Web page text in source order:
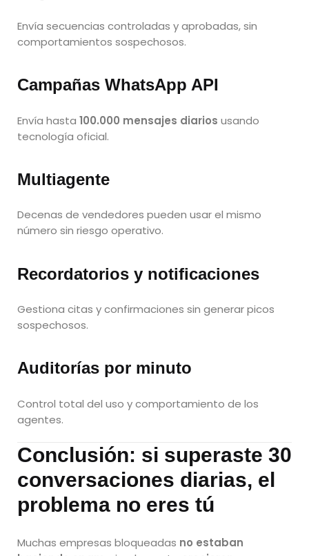
Envía secuencias controladas y aprobadas, sin
comportamientos sospechosos.
Campañas WhatsApp API
Envía hasta 100.000 mensajes diarios usando
tecnología oficial.
Multiagente
Decenas de vendedores pueden usar el mismo
número sin riesgo operativo.
Recordatorios y notificaciones
Gestiona citas y confirmaciones sin generar picos
sospechosos.
Auditorías por minuto
Control total del uso y comportamiento de los
agentes.
Conclusión: si superaste 30
conversaciones diarias, el
problema no eres tú
Muchas empresas bloqueadas no estaban